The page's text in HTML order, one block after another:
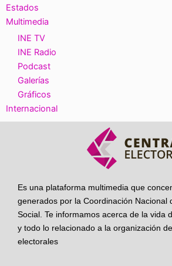
Estados
Multimedia
INE TV
INE Radio
Podcast
Galerías
Gráficos
Internacional
Es una plataforma multimedia que
generados por la Coordinación Nacional
Social. Te informamos acerca de la vida
y todo lo relacionado a la organización
electorales